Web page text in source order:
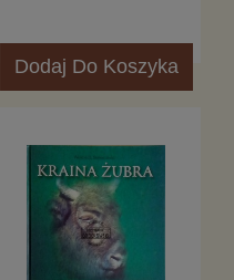
Dodaj Do Koszyka